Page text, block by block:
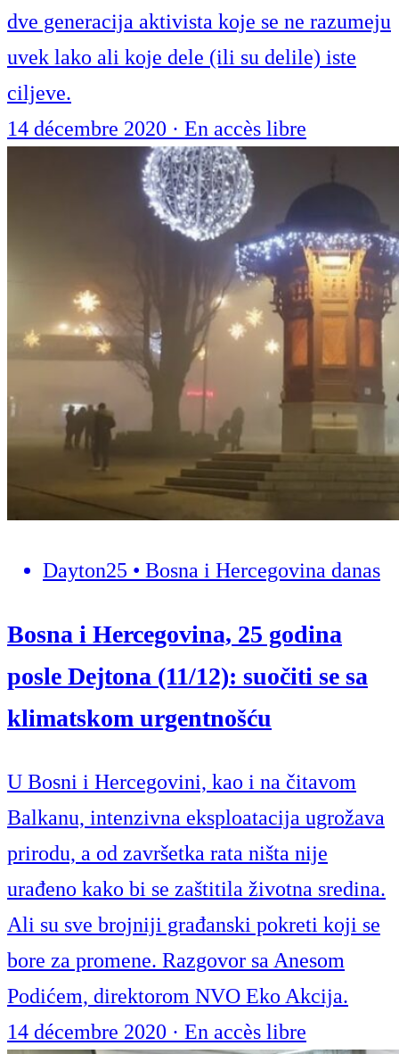
dve generacija aktivista koje se ne razumeju
uvek lako ali koje dele (ili su delile) iste
ciljeve.
14 décembre 2020 · En accès libre
Dayton25 • Bosna i Hercegovina danas
Bosna i Hercegovina, 25 godina
posle Dejtona (11/12): suočiti se sa
klimatskom urgentnošću
U Bosni i Hercegovini, kao i na čitavom
Balkanu, intenzivna eksploatacija ugrožava
prirodu, a od završetka rata ništa nije
urađeno kako bi se zaštitila životna sredina.
Ali su sve brojniji građanski pokreti koji se
bore za promene. Razgovor sa Anesom
Podićem, direktorom NVO Eko Akcija.
14 décembre 2020 · En accès libre